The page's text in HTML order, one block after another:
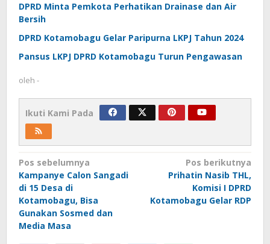
DPRD Minta Pemkota Perhatikan Drainase dan Air
Bersih
DPRD Kotamobagu Gelar Paripurna LKPJ Tahun 2024
Pansus LKPJ DPRD Kotamobagu Turun Pengawasan
oleh -
Ikuti Kami Pada
Navigasi
pos
Pos sebelumnya
Kampanye Calon Sangadi
di 15 Desa di
Kotamobagu, Bisa
Gunakan Sosmed dan
Media Masa
Pos berikutnya
Prihatin Nasib THL,
Komisi I DPRD
Kotamobagu Gelar RDP